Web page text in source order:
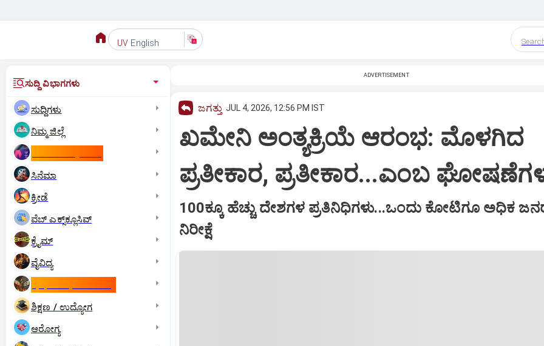
UV English
ಸುದ್ದಿ ವಿಭಾಗಗಳು
ಸುದ್ದಿಗಳು
ನಿಮ್ಮ ಜಿಲ್ಲೆ
ಸಿನೆಮಾ
ಕ್ರೀಡೆ
ವೆಬ್ ಎಕ್ಸ್‌ಕ್ಲೂಸಿವ್
ಕ್ರೈಮ್
ವೈವಿಧ್ಯ
ಶಿಕ್ಷಣ / ಉದ್ಯೋಗ
ಆರೋಗ್ಯ
ADVERTISEMENT
ಜಗತ್ತು JUL 4, 2026, 12:56 PM IST
ಖಮೇನಿ ಅಂತ್ಯಕ್ರಿಯೆ ಆರಂಭ: ಮೊಳಗಿದ
ಪ್ರತೀಕಾರ, ಪ್ರತೀಕಾರ...ಎಂಬ
100ಕ್ಕೂ ಹೆಚ್ಚು ದೇಶಗಳ ಪ್ರತಿನಿಧಿಗಳು...ಒಂದು ಕೋಟಿಗೂ ಅಧಿಕ
ನಿರೀಕ್ಷೆ